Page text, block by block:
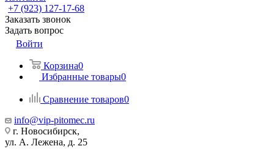
+7 (923) 127-17-68
Заказать звонок
Задать вопрос
Войти
Корзина0
Избранные товары0
Сравнение товаров0
info@vip-pitomec.ru
г. Новосибирск,
ул. А. Лежена, д. 25